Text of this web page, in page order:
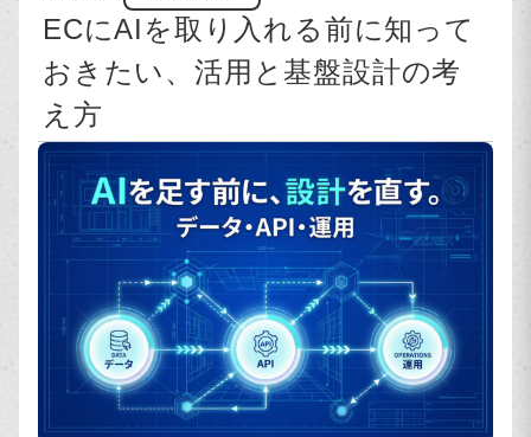
ECにAIを取り入れる前に知って
おきたい、活用と基盤設計の考
え方